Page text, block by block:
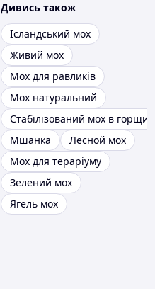
Дивись також
Ісландський мох
Живий мох
Мох для равликів
Мох натуральний
Стабілізований мох в
Мшанка
Лесной мох
Мох для тераріуму
Зелений мох
Ягель мох